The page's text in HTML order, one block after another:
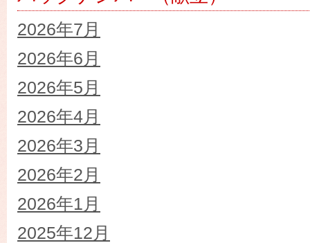
2026年7月
2026年6月
2026年5月
2026年4月
2026年3月
2026年2月
2026年1月
2025年12月